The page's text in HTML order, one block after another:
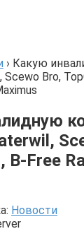
› Какую
Bro,
B-Free
Новости